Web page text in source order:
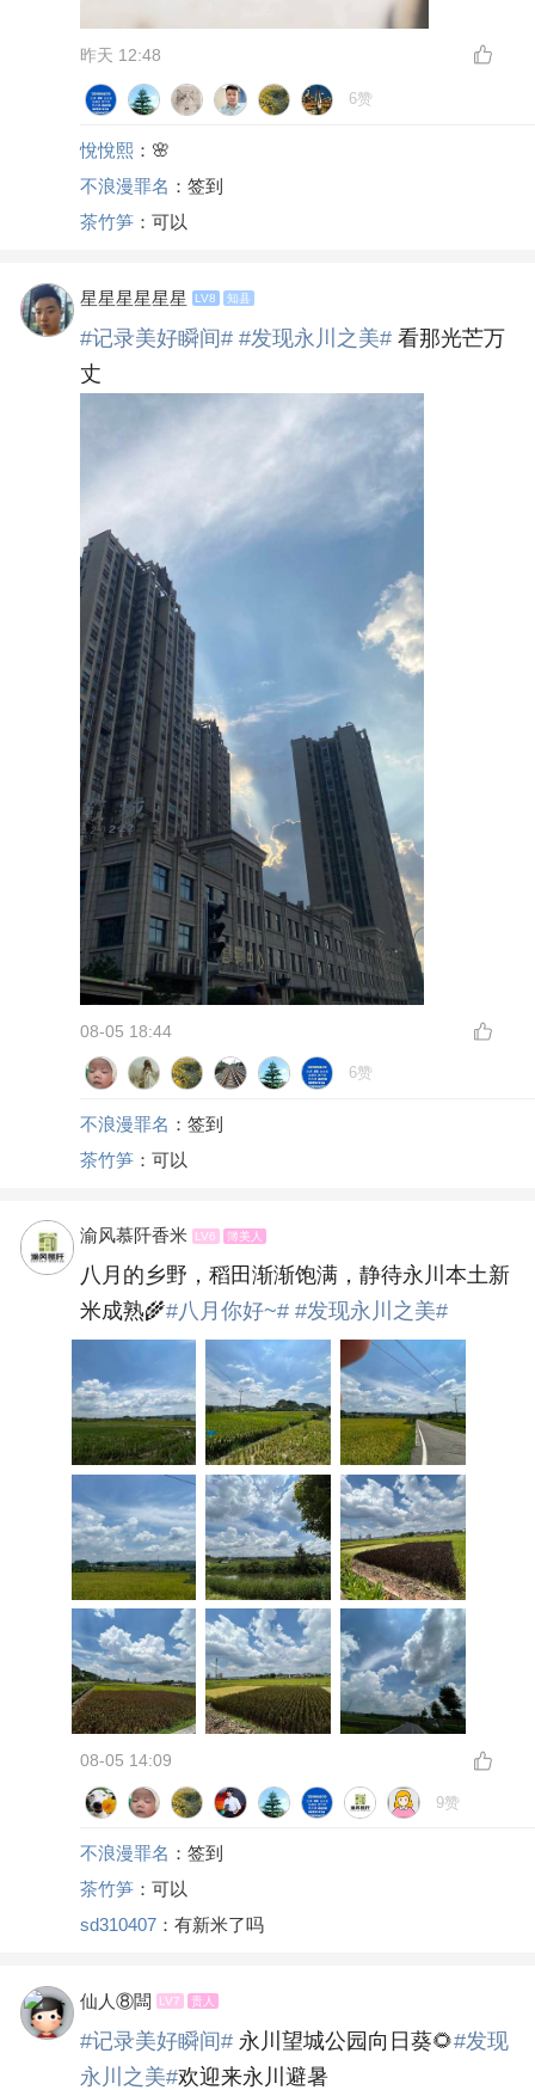
昨天 12:48
6赞
悅悅熙 ：🌸
不浪漫罪名 ：签到
茶竹笋 ：可以
星星星星星星 LV8 知县
#记录美好瞬间# #发现永川之美# 看那光芒万
丈
08-05 18:44
6赞
不浪漫罪名 ：签到
茶竹笋 ：可以
渝风慕阡香米 LV6 簿美人
八月的乡野，稻田渐渐饱满，静待永川本土新
米成熟🌾#八月你好~# #发现永川之美#
08-05 14:09
9赞
不浪漫罪名 ：签到
茶竹笋 ：可以
sd310407 ：有新米了吗
仙人⑧闆 LV7 贵人
#记录美好瞬间# 永川望城公园向日葵🌻#发现
永川之美#欢迎来永川避暑